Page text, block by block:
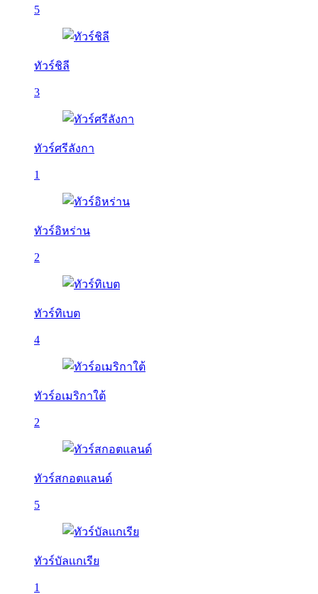
5
ทัวร์ชิลี
3
ทัวร์ศรีลังกา
1
ทัวร์อิหร่าน
2
ทัวร์ทิเบต
4
ทัวร์อเมริกาใต้
2
ทัวร์สกอตแลนด์
5
ทัวร์บัลเเกเรีย
1